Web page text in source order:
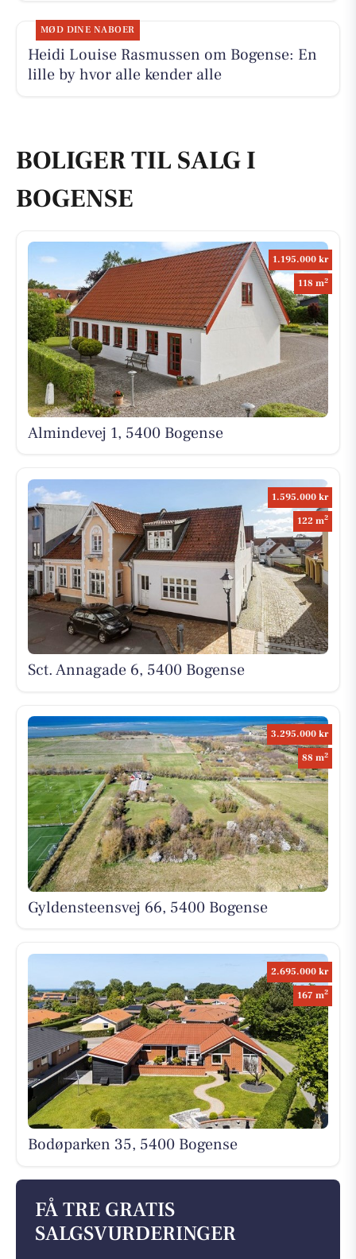
MØD DINE NABOER
Heidi Louise Rasmussen om Bogense: En
lille by hvor alle kender alle
BOLIGER TIL SALG I
BOGENSE
1.195.000 kr
118 m2
Almindevej 1, 5400 Bogense
1.595.000 kr
122 m2
Sct. Annagade 6, 5400 Bogense
3.295.000 kr
88 m2
Gyldensteensvej 66, 5400 Bogense
2.695.000 kr
167 m2
Bodøparken 35, 5400 Bogense
FÅ TRE GRATIS
SALGSVURDERINGER